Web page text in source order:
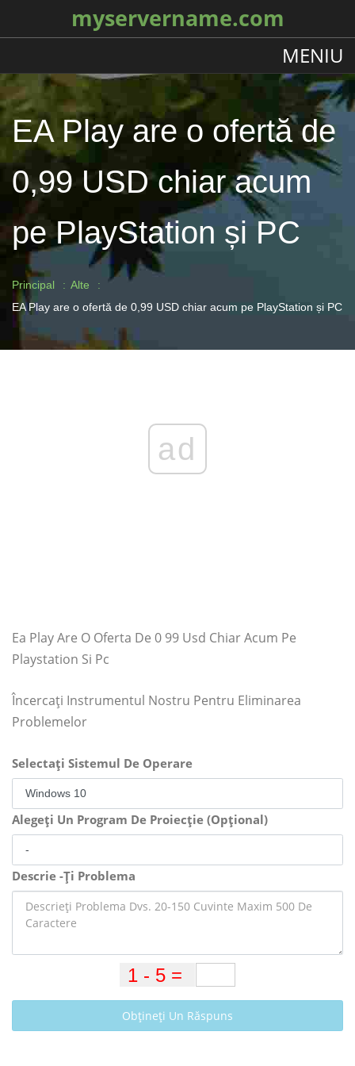
myservername.com
MENIU
EA Play are o ofertă de
0,99 USD chiar acum
pe PlayStation și PC
Principal
Alte
EA Play are o ofertă de 0,99 USD chiar acum pe PlayStation și PC
ad
Ea Play Are O Oferta De 0 99 Usd Chiar Acum Pe
Playstation Si Pc
Încercați Instrumentul Nostru Pentru Eliminarea
Problemelor
Selectați Sistemul De Operare
Alegeți Un Program De Proiecție (Opțional)
Descrie -Ți Problema
Obțineți Un Răspuns